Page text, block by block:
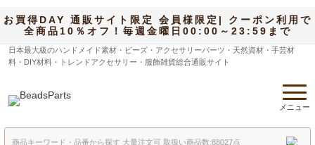
お買得DAY 通販サイト限定 会員様限定| クーポン利用で
全商品10％オフ！毎週金曜日00:00～23:59まで
日本最大級のハンドメイド素材・ビーズ・アクセサリーパーツ・天然資材・手芸材
料・DIY材料・トレンドアクセサリー・服飾雑貨総合通販サイト
メニュー